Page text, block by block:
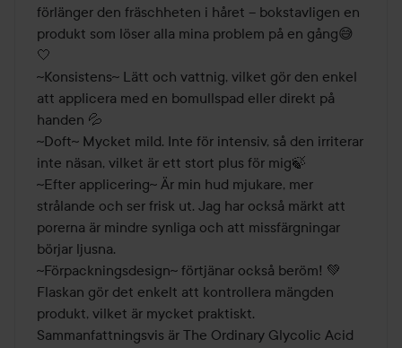
förlänger den fräschheten i håret – bokstavligen en
produkt som löser alla mina problem på en gång😅
🤍
~Konsistens~ Lätt och vattnig, vilket gör den enkel
att applicera med en bomullspad eller direkt på
handen 💦
~Doft~ Mycket mild. Inte för intensiv, så den irriterar
inte näsan, vilket är ett stort plus för mig🍃
~Efter applicering~ Är min hud mjukare, mer
strålande och ser frisk ut. Jag har också märkt att
porerna är mindre synliga och att missfärgningar
börjar ljusna.
~Förpackningsdesign~ förtjänar också beröm! 💚
Flaskan gör det enkelt att kontrollera mängden
produkt, vilket är mycket praktiskt.
Sammanfattningsvis är The Ordinary Glycolic Acid